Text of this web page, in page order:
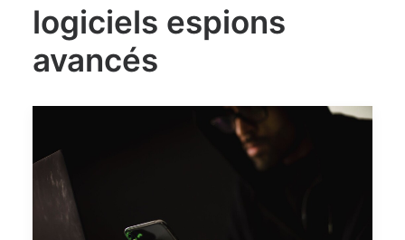
logiciels espions
avancés